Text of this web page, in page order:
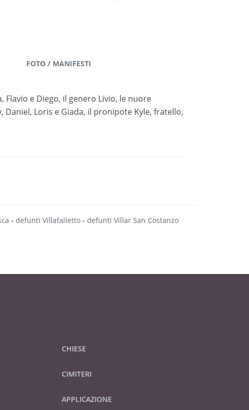
FOTO / MANIFESTI
e Diego, il genero Livio, le nuore
Daniel, Loris e Giada, il pronipote Kyle, fratello,
- defunti Villafalletto- defunti Villar San Costanzo
CHIESE
CIMITERI
APPLICAZIONE